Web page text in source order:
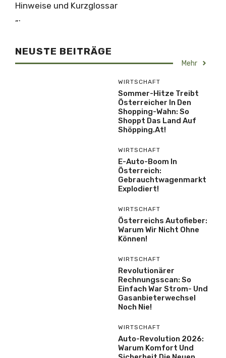
Hinweise und Kurzglossar
„.
NEUSTE BEITRÄGE
Mehr
WIRTSCHAFT
Sommer-Hitze Treibt
Österreicher In Den
Shopping-Wahn: So
Shoppt Das Land Auf
Shöpping.at!
WIRTSCHAFT
E-Auto-Boom In
Österreich:
Gebrauchtwagenmarkt
Explodiert!
WIRTSCHAFT
Österreichs Autofieber:
Warum Wir Nicht Ohne
Können!
WIRTSCHAFT
Revolutionärer
Rechnungsscan: So
Einfach War Strom- Und
Gasanbieterwechsel
Noch Nie!
WIRTSCHAFT
Auto-Revolution 2026:
Warum Komfort Und